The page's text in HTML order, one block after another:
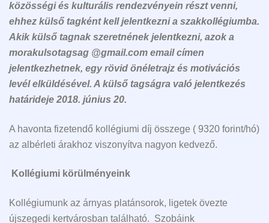
közösségi és kulturális rendezvényein részt venni,
ehhez külső tagként kell jelentkezni a szakkollégiumba.
Akik külső tagnak szeretnének jelentkezni, azok a
morakulsotagsag @gmail.com email címen
jelentkezhetnek, egy rövid önéletrajz és motivációs
levél elküldésével. A külső tagságra való jelentkezés
határideje 2018. június 20.
A havonta fizetendő kollégiumi díj összege ( 9320 forint/hó)
az albérleti árakhoz viszonyítva nagyon kedvező.
Kollégiumi körülményeink
Kollégiumunk az árnyas platánsorok, ligetek övezte
újszegedi kertvárosban található. Szobáink